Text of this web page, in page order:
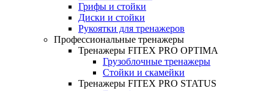
Грифы и стойки
Диски и стойки
Рукоятки для тренажеров
Профессиональные тренажеры
Тренажеры FITEX PRO OPTIMA
Грузоблочные тренажеры
Стойки и скамейки
Тренажеры FITEX PRO STATUS